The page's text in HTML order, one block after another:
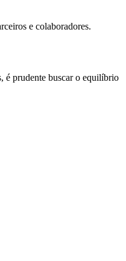
e colaboradores.
é prudente buscar o equilíbrio